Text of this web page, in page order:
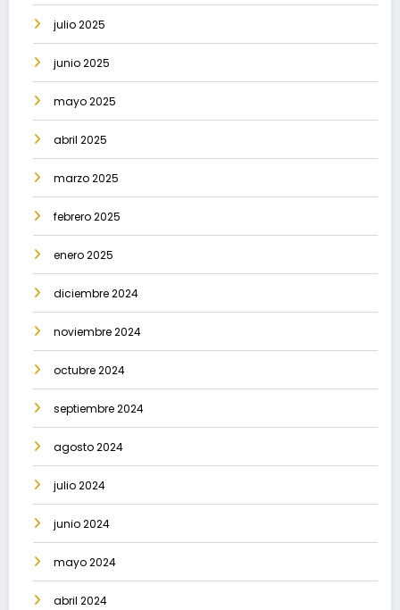
julio 2025
junio 2025
mayo 2025
abril 2025
marzo 2025
febrero 2025
enero 2025
diciembre 2024
noviembre 2024
octubre 2024
septiembre 2024
agosto 2024
julio 2024
junio 2024
mayo 2024
abril 2024